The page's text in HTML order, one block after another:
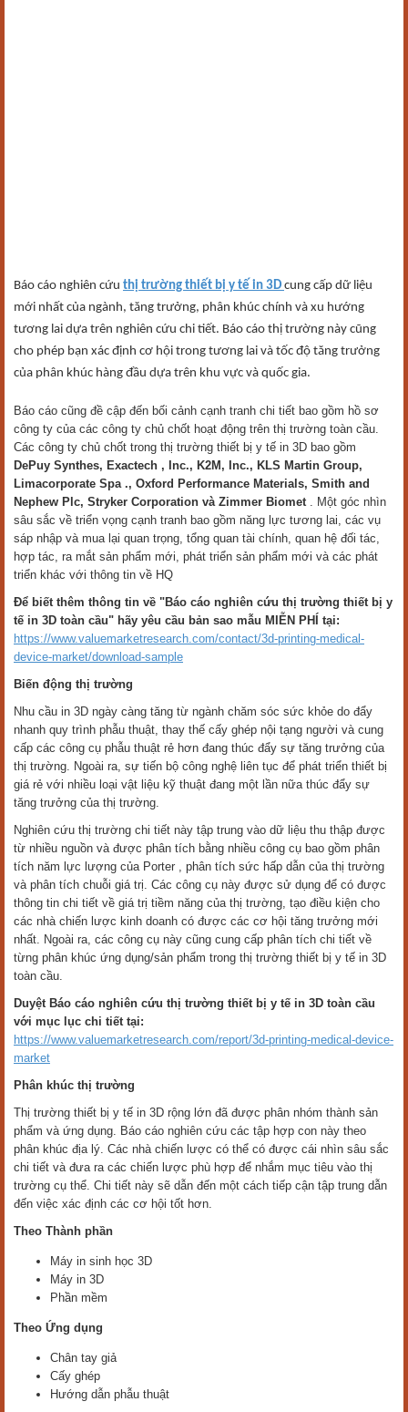
Báo cáo nghiên cứu thị trường thiết bị y tế in 3D cung cấp dữ liệu
mới nhất của ngành, tăng trưởng, phân khúc chính và xu hướng
tương lai dựa trên nghiên cứu chi tiết. Báo cáo thị trường này cũng
cho phép bạn xác định cơ hội trong tương lai và tốc độ tăng trưởng
của phân khúc hàng đầu dựa trên khu vực và quốc gia.
Báo cáo cũng đề cập đến bối cảnh cạnh tranh chi tiết bao gồm hồ sơ
công ty của các công ty chủ chốt hoạt động trên thị trường toàn cầu.
Các công ty chủ chốt trong thị trường thiết bị y tế in 3D bao gồm
DePuy Synthes, Exactech , Inc., K2M, Inc., KLS Martin Group,
Limacorporate Spa ., Oxford Performance Materials, Smith and
Nephew Plc, Stryker Corporation và Zimmer Biomet . Một góc nhìn
sâu sắc về triển vọng cạnh tranh bao gồm năng lực tương lai, các vụ
sáp nhập và mua lại quan trọng, tổng quan tài chính, quan hệ đối tác,
hợp tác, ra mắt sản phẩm mới, phát triển sản phẩm mới và các phát
triển khác với thông tin về HQ
Để biết thêm thông tin về "Báo cáo nghiên cứu thị trường thiết bị y
tế in 3D toàn cầu" hãy yêu cầu bản sao mẫu MIỄN PHÍ tại:
https://www.valuemarketresearch.com/contact/3d-printing-medical-
device-market/download-sample
Biến động thị trường
Nhu cầu in 3D ngày càng tăng từ ngành chăm sóc sức khỏe do đẩy
nhanh quy trình phẫu thuật, thay thế cấy ghép nội tạng người và cung
cấp các công cụ phẫu thuật rẻ hơn đang thúc đẩy sự tăng trưởng của
thị trường. Ngoài ra, sự tiến bộ công nghệ liên tục để phát triển thiết bị
giá rẻ với nhiều loại vật liệu kỹ thuật đang một lần nữa thúc đẩy sự
tăng trưởng của thị trường.
Nghiên cứu thị trường chi tiết này tập trung vào dữ liệu thu thập được
từ nhiều nguồn và được phân tích bằng nhiều công cụ bao gồm phân
tích năm lực lượng của Porter , phân tích sức hấp dẫn của thị trường
và phân tích chuỗi giá trị. Các công cụ này được sử dụng để có được
thông tin chi tiết về giá trị tiềm năng của thị trường, tạo điều kiện cho
các nhà chiến lược kinh doanh có được các cơ hội tăng trưởng mới
nhất. Ngoài ra, các công cụ này cũng cung cấp phân tích chi tiết về
từng phân khúc ứng dụng/sản phẩm trong thị trường thiết bị y tế in 3D
toàn cầu.
Duyệt Báo cáo nghiên cứu thị trường thiết bị y tế in 3D toàn cầu
với mục lục chi tiết tại:
https://www.valuemarketresearch.com/report/3d-printing-medical-device-
market
Phân khúc thị trường
Thị trường thiết bị y tế in 3D rộng lớn đã được phân nhóm thành sản
phẩm và ứng dụng. Báo cáo nghiên cứu các tập hợp con này theo
phân khúc địa lý. Các nhà chiến lược có thể có được cái nhìn sâu sắc
chi tiết và đưa ra các chiến lược phù hợp để nhắm mục tiêu vào thị
trường cụ thể. Chi tiết này sẽ dẫn đến một cách tiếp cận tập trung dẫn
đến việc xác định các cơ hội tốt hơn.
Theo Thành phần
Máy in sinh học 3D
Máy in 3D
Phần mềm
Theo Ứng dụng
Chân tay giả
Cấy ghép
Hướng dẫn phẫu thuật